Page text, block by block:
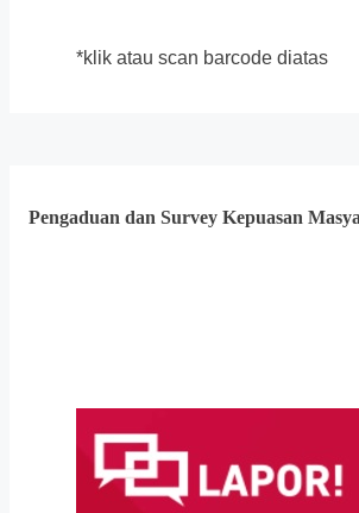
*klik atau scan barcode diatas
Pengaduan dan Survey Kepuasan